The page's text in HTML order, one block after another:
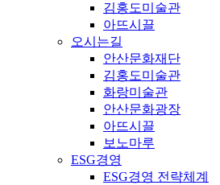
김홍도미술관
아뜨시끌
오시는길
안산문화재단
김홍도미술관
화랑미술관
안산문화광장
아뜨시끌
보노마루
ESG경영
ESG경영 전략체계